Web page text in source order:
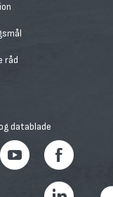
råd
datablade